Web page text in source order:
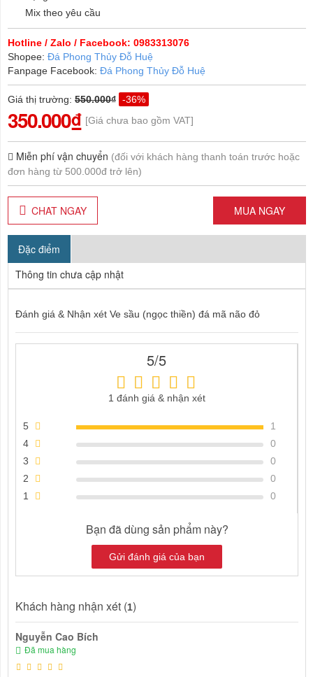
Mix theo yêu cầu
Hotline / Zalo / Facebook: 0983313076
Shopee: Đá Phong Thủy Đỗ Huệ
Fanpage Facebook: Đá Phong Thủy Đỗ Huệ
Giá thị trường: 550.000₫ -36%
350.000₫ [Giá chưa bao gồm VAT]
Miễn phí vận chuyển (đối với khách hàng thanh toán trước hoặc
đơn hàng từ 500.000đ trở lên)
CHAT NGAY MUA NGAY
Đặc điểm
Thông tin chưa cập nhật
Đánh giá & Nhận xét Ve sầu (ngọc thiền) đá mã não đỏ
5/5
1 đánh giá & nhận xét
5
1
4
0
3
0
2
0
1
0
Bạn đã dùng sản phẩm này?
Gửi đánh giá của bạn
Khách hàng nhận xét (1)
Nguyễn Cao Bích
Đã mua hàng